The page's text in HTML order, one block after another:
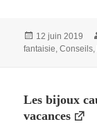
Publié
le
12 juin 2019
fantaisie,Conseils,
Les bijoux
vacances